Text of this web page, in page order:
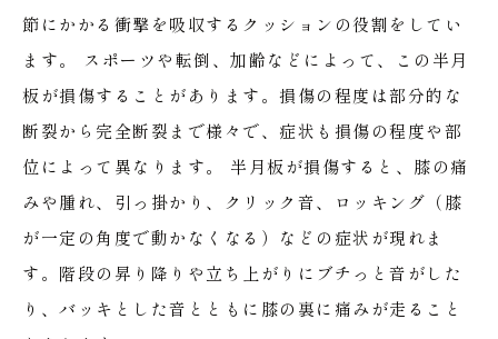
節にかかる衝撃を吸収するクッションの役割をしてい
ます。
スポーツや転倒、加齢などによって、この半月
板が損傷することがあります。損傷の程度は部分的な
断裂から完全断裂まで様々で、症状も損傷の程度や部
位によって異なります。
半月板が損傷すると、膝の痛
みや腫れ、引っ掛かり、クリック音、ロッキング（膝
が一定の角度で動かなくなる）などの症状が現れま
す。階段の昇り降りや立ち上がりにブチっと音がした
り、バッキとした音とともに膝の裏に痛みが走ること